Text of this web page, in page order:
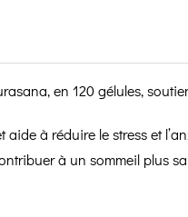
(10 avis)
en 120 gélules,
à réduire le stress et
à un sommeil plus